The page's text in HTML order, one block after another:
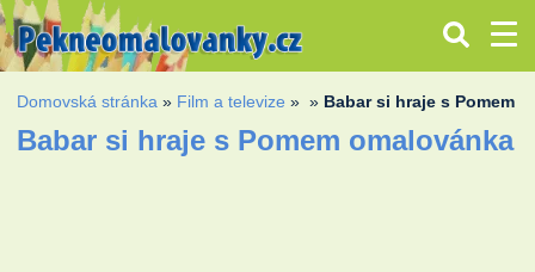
Domovská stránka » Film a televize » » Babar si hraje s Pomem
Babar si hraje s Pomem omalovánka